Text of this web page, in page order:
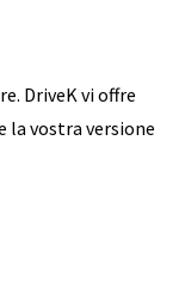
DriveK vi offre
la vostra versione